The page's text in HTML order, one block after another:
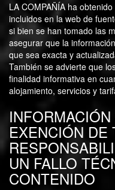
LA COMPAÑÍA ha
incluidos en la web de
si bien se han tomado las
asegurar que la
que sea exacta y
También se advierte que
finalidad informativa en
alojamiento, servicios y
EXENCIÓN DE
UN FALLO
CONTENIDO